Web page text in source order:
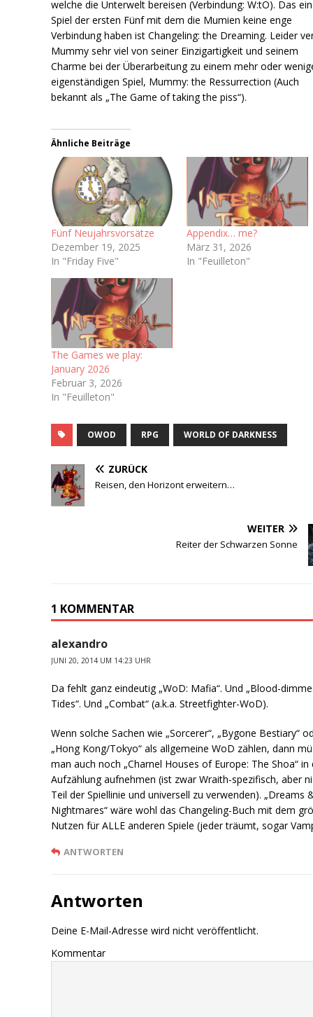
welche die Unterwelt bereisen (Verbindung: W:tO). Das
Spiel der ersten Fünf mit dem die Mumien keine enge
Verbindung haben ist Changeling: the Dreaming. Leider
Mummy sehr viel von seiner Einzigartigkeit und seinem
Charme bei der Überarbeitung zu einem mehr oder
eigenständigen Spiel, Mummy: the Ressurrection (Auch
bekannt als „The Game of taking the piss“).
Ähnliche Beiträge
Fünf Neujahrsvorsätze
Dezember 19, 2025
In "Friday Five"
Appendix… me?
März 31, 2026
In "Feuilleton"
The Games we play:
January 2026
Februar 3, 2026
In "Feuilleton"
OWOD RPG WORLD OF DARKNESS
ZURÜCK
Reisen, den Horizont erweitern…
WEITER
Reiter der Schwarzen Sonne
1 KOMMENTAR
alexandro
JUNI 20, 2014 UM 14:23 UHR
Da fehlt ganz eindeutig „WoD: Mafia“. Und „Blood-
Tides“. Und „Combat“ (a.k.a. Streetfighter-WoD).
Wenn solche Sachen wie „Sorcerer“, „Bygone Bestiary“
„Hong Kong/Tokyo“ als allgemeine WoD zählen, dann
man auch noch „Charnel Houses of Europe: The Shoa“ in
Aufzählung aufnehmen (ist zwar Wraith-spezifisch, aber
Teil der Spiellinie und universell zu verwenden). „Dreams
Nightmares“ wäre wohl das Changeling-Buch mit dem
Nutzen für ALLE anderen Spiele (jeder träumt, sogar
ANTWORTEN
Antworten
Deine E-Mail-Adresse wird nicht veröffentlicht.
Kommentar